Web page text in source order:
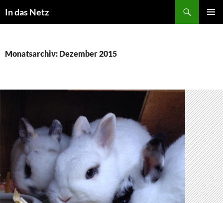
Inhalt
In das Netz
Monatsarchiv: Dezember 2015